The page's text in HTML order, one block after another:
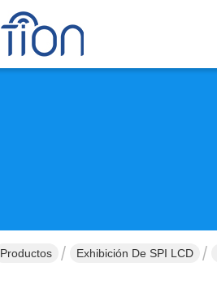
Productos Exhibición De SPI LCD